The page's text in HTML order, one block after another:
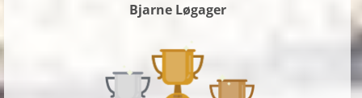
Bjarne Løgager